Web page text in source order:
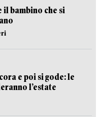
il bambino che si
e poi si gode: le
l’estate